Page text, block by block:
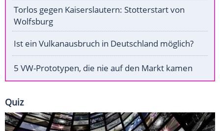
Torlos gegen Kaiserslautern: Stotterstart von
Wolfsburg
Ist ein Vulkanausbruch in Deutschland möglich?
5 VW-Prototypen, die nie auf den Markt kamen
Quiz